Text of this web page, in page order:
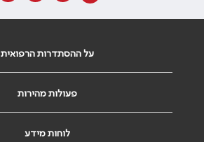
על ההסתדרות הרפואית
פעולות מהירות
לוחות מידע